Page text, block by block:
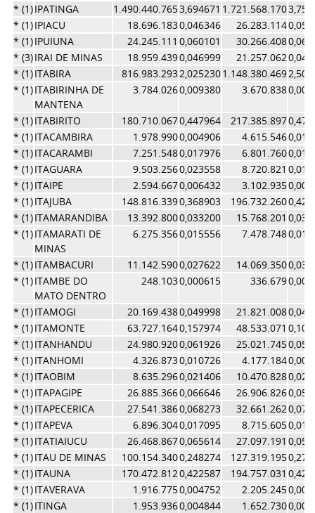
* (1)IPATINGA 1.490.440.7653,694671 1.721.568.170
* (1)IPIACU 18.696.1830,046346 26.283.114
* (1)IPUIUNA 24.245.111 0,060101 30.266.408
* (3)IRAI DE MINAS 18.959.4390,046999 21.257.062
* (1)ITABIRA 816.983.2932,0252301.148.380.469
* (1)ITABIRINHA DE
MANTENA
3.784.0260,009380 3.670.838
* (1)ITABIRITO 180.710.0670,447964 217.385.897
* (1)ITACAMBIRA 1.978.9900,004906 4.615.546
* (1)ITACARAMBI 7.251.5480,017976 6.801.760
* (1)ITAGUARA 9.503.2560,023558 8.720.821
* (1)ITAIPE 2.594.6670,006432 3.102.935
* (1)ITAJUBA 148.816.3390,368903 196.732.260
* (1)ITAMARANDIBA 13.392.8000,033200 15.768.201
* (1)ITAMARATI DE
MINAS
6.275.3560,015556 7.478.748
* (1)ITAMBACURI 11.142.5900,027622 14.069.350
* (1)ITAMBE DO
MATO DENTRO
248.1030,000615 336.679
* (1)ITAMOGI 20.169.4380,049998 21.821.008
* (1)ITAMONTE 63.727.1640,157974 48.533.071
* (1)ITANHANDU 24.980.9200,061926 25.021.745
* (1)ITANHOMI 4.326.8730,010726 4.177.184
* (1)ITAOBIM 8.635.2960,021406 10.470.828
* (1)ITAPAGIPE 26.885.3660,066646 26.906.826
* (1)ITAPECERICA 27.541.3860,068273 32.661.262
* (1)ITAPEVA 6.896.3040,017095 8.715.605
* (1)ITATIAIUCU 26.468.8670,065614 27.097.191
* (1)ITAU DE MINAS 100.154.3400,248274 127.319.195
* (1)ITAUNA 170.472.8120,422587 194.757.031
* (1)ITAVERAVA 1.916.7750,004752 2.205.245
* (1)ITINGA 1.953.9360,004844 1.652.730